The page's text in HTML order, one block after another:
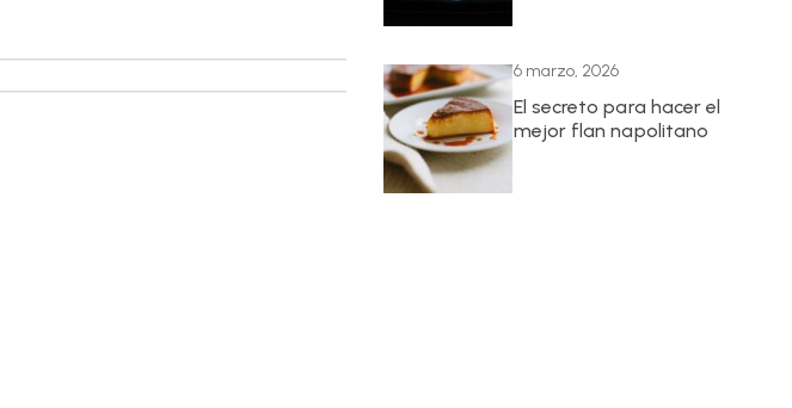
6 marzo, 2026
El secreto para hacer el
mejor flan napolitano